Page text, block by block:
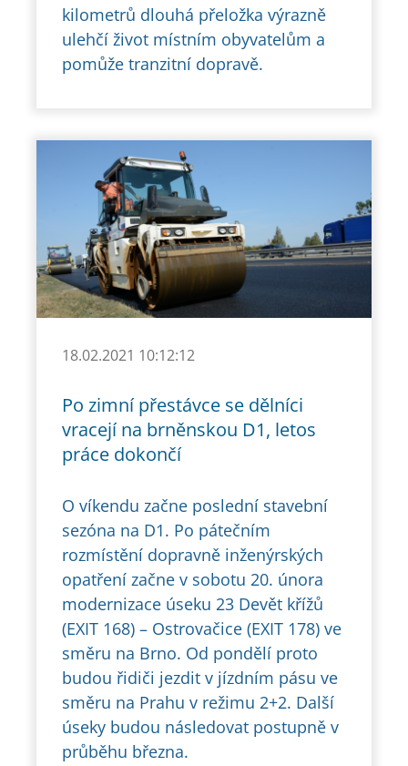
kilometrů dlouhá přeložka výrazně
ulehčí život místním obyvatelům a
pomůže tranzitní dopravě.
18.02.2021 10:12:12
Po zimní přestávce se dělníci
vracejí na brněnskou D1, letos
práce dokončí
O víkendu začne poslední stavební
sezóna na D1. Po pátečním
rozmístění dopravně inženýrských
opatření začne v sobotu 20. února
modernizace úseku 23 Devět křížů
(EXIT 168) – Ostrovačice (EXIT 178) ve
směru na Brno. Od pondělí proto
budou řidiči jezdit v jízdním pásu ve
směru na Prahu v režimu 2+2. Další
úseky budou následovat postupně v
průběhu března.